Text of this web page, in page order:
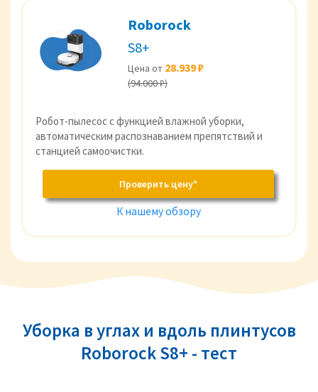
Roborock
S8+
Цена от 28.939 ₽
(94.000 ₽)
Робот-пылесос с функцией влажной уборки,
автоматическим распознаванием препятствий и
станцией самоочистки.
Проверить цену*
К нашему обзору
Уборка в углах и вдоль плинтусов
Roborock S8+ - тест